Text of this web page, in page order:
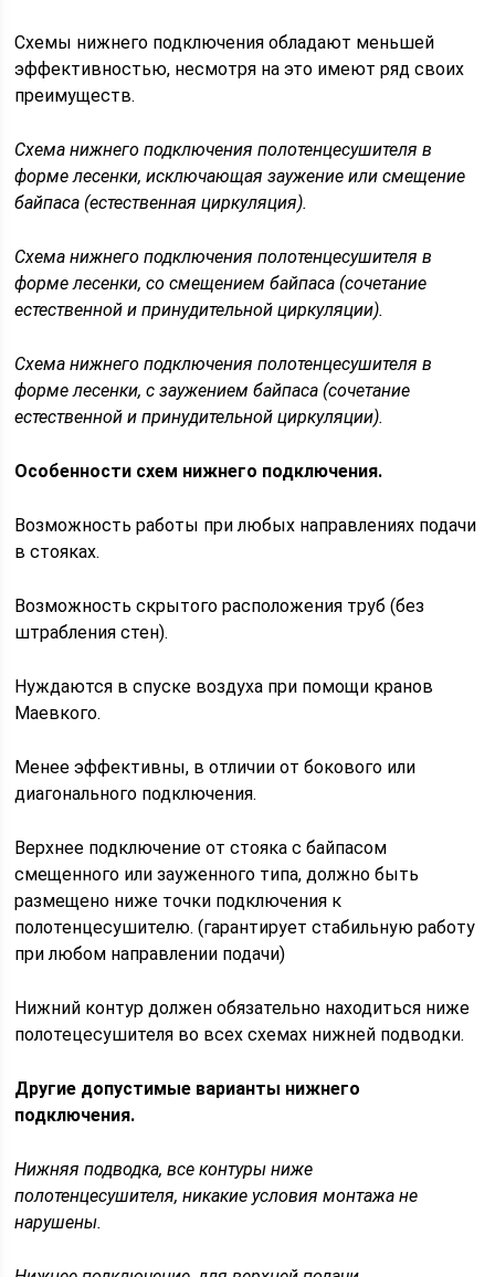
Схемы нижнего подключения обладают меньшей
эффективностью, несмотря на это имеют ряд своих
преимуществ.
Схема нижнего подключения полотенцесушителя в
форме лесенки, исключающая заужение или смещение
байпаса (естественная циркуляция).
Схема нижнего подключения полотенцесушителя в
форме лесенки, со смещением байпаса (сочетание
естественной и принудительной циркуляции).
Схема нижнего подключения полотенцесушителя в
форме лесенки, с заужением байпаса (сочетание
естественной и принудительной циркуляции).
Особенности схем нижнего подключения.
Возможность работы при любых направлениях подачи
в стояках.
Возможность скрытого расположения труб (без
штрабления стен).
Нуждаются в спуске воздуха при помощи кранов
Маевкого.
Менее эффективны, в отличии от бокового или
диагонального подключения.
Верхнее подключение от стояка с байпасом
смещенного или зауженного типа, должно быть
размещено ниже точки подключения к
полотенцесушителю. (гарантирует стабильную работу
при любом направлении подачи)
Нижний контур должен обязательно находиться ниже
полотецесушителя во всех схемах нижней подводки.
Другие допустимые варианты нижнего
подключения.
Нижняя подводка, все контуры ниже
полотенцесушителя, никакие условия монтажа не
нарушены.